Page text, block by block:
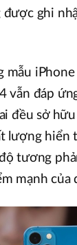
được ghi
mẫu
vẫn đáp
đều sở
lượng hiển
tương
mạnh của